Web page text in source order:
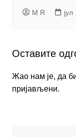
M R
Оставите
Жао нам је, да
пријављени.